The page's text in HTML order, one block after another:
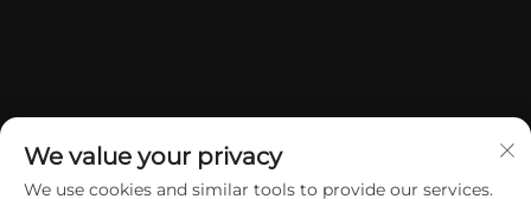
We value your privacy
We use cookies and similar tools to provide our services.